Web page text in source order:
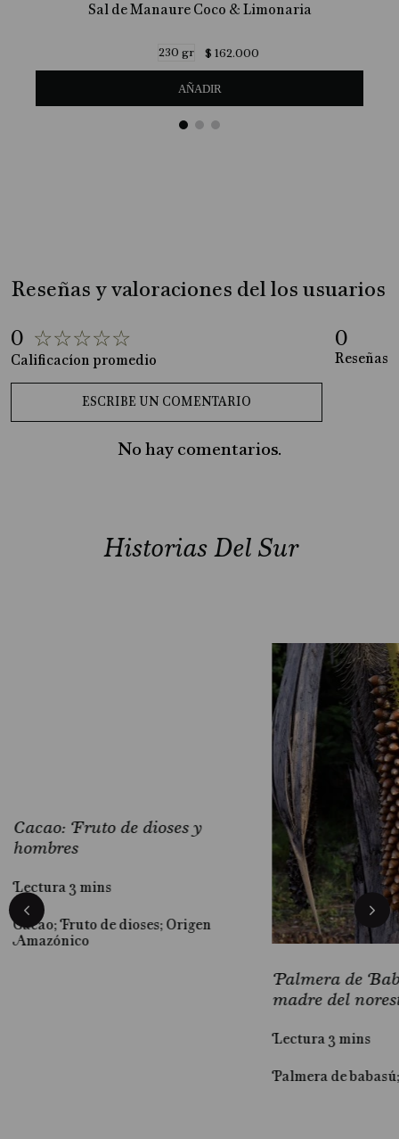
Sal de Manaure Coco & Limonaria
230 gr $ 162.000
AÑADIR
Reseñas y valoraciones del los usuarios
☆☆☆☆☆
0 0
No hay comentarios.
Historias Del Sur
Cacao: Fruto de dioses y
hombres
Lectura 3 mins
Cacao; Fruto de dioses; Origen
Amazónico
Palmera de
madre del
Lectura 3 mins
Palmera de